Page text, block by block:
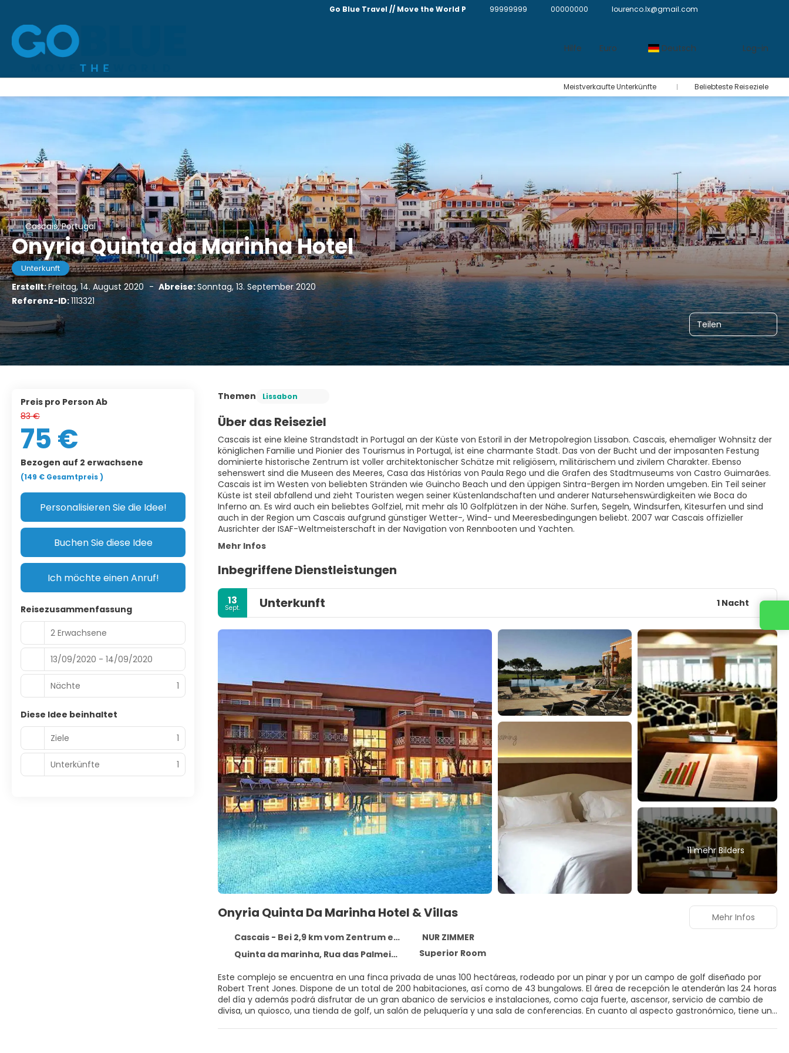
Go Blue Travel // Move the World P 99999999 00000000 lourenco.lx@gmail.com
Hilfe Euro Deutsch Log-in
Meistverkaufte Unterkünfte Beliebteste Reiseziele
Cascais, Portugal
Onyria Quinta da Marinha Hotel
Unterkunft
Erstellt:Freitag, 14. August 2020 - Abreise:Sonntag, 13. September 2020
Referenz-ID:1113321
Teilen
Themen Lissabon
Über das Reiseziel
Cascais ist eine kleine Strandstadt in Portugal an der Küste von Estoril in der Metropolregion Lissabon. Cascais, ehemaliger Wohnsitz der
königlichen Familie und Pionier des Tourismus in Portugal, ist eine charmante Stadt. Das von der Bucht und der imposanten Festung
dominierte historische Zentrum ist voller architektonischer Schätze mit religiösem, militärischem und zivilem Charakter. Ebenso
sehenswert sind die Museen des Meeres, Casa das Histórias von Paula Rego und die Grafen des Stadtmuseums von Castro Guimarães.
Cascais ist im Westen von beliebten Stränden wie Guincho Beach und den üppigen Sintra-Bergen im Norden umgeben. Ein Teil seiner
Küste ist steil abfallend und zieht Touristen wegen seiner Küstenlandschaften und anderer Natursehenswürdigkeiten wie Boca do
Inferno an. Es wird auch ein beliebtes Golfziel, mit mehr als 10 Golfplätzen in der Nähe. Surfen, Segeln, Windsurfen, Kitesurfen und sind
auch in der Region um Cascais aufgrund günstiger Wetter-, Wind- und Meeresbedingungen beliebt. 2007 war Cascais offizieller
Ausrichter der ISAF-Weltmeisterschaft in der Navigation von Rennbooten und Yachten.
Mehr Infos
Inbegriffene Dienstleistungen
13
Sept. Unterkunft 1 Nacht
11 mehr Bilders
Onyria Quinta Da Marinha Hotel & Villas
Cascais - Bei 2,9 km vom Zentrum entfernt
NUR ZIMMER
Quinta da marinha, Rua das Palmeiras, n.º 247, Cascais 2750-005
Superior Room
Este complejo se encuentra en una finca privada de unas 100 hectáreas, rodeado por un pinar y por un campo de golf diseñado por
Robert Trent Jones. Dispone de un total de 200 habitaciones, así como de 43 bungalows. El área de recepción le atenderán las 24 horas
del día y además podrá disfrutar de un gran abanico de servicios e instalaciones, como caja fuerte, ascensor, servicio de cambio de
divisa, un quiosco, una tienda de golf, un salón de peluquería y una sala de conferencias. En cuanto al aspecto gastronómico, tiene un
Mehr Infos
Preis pro Person Ab
83 €
75 €
Bezogen auf 2 erwachsene
(149 € Gesamtpreis)
Personalisieren Sie die Idee!
Buchen Sie diese Idee
Ich möchte einen Anruf!
Reisezusammenfassung
2 Erwachsene
13/09/2020 - 14/09/2020
Nächte 1
Diese Idee beinhaltet
Ziele
1
Unterkünfte 1
Kontaktieren Sie uns